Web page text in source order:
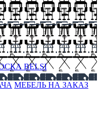
BELSI
МЕБЕЛЬ НА ЗАКАЗ